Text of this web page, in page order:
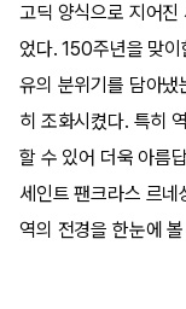
고딕 양식으로 지어
었다. 150주년을 맞
유의 분위기를 담아냈
히 조화시켰다. 특히
할 수 있어 더욱 아름
세인트 팬크라스 르네
역의 전경을 한눈에